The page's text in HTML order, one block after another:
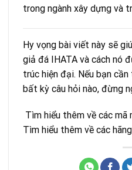
trong ngành xây dựng và
Hy vọng bài viết này sẽ
giả đá IHATA và cách nó
trúc hiện đại. Nếu bạn
bất kỳ câu hỏi nào, đừng
Tìm hiểu thêm về các mã
Tìm hiểu thêm về các